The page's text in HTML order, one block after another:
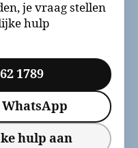
je vraag stellen
hulp
1789
hulp aan